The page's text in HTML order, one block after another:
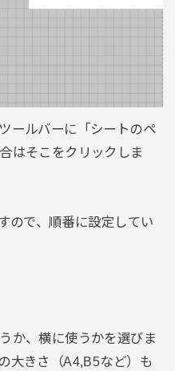
ールバーに「シートのペ
はそこをクリックしま
ので、順番に設定してい
か、横に使うかを選びま
大きさ（A4,B5など）も